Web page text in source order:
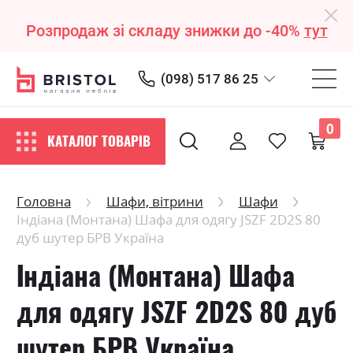
Розпродаж зі складу знижки до -40% тут
(098) 517 86 25
КАТАЛОГ ТОВАРІВ
0
Головна Шафи, вітрини
Шафи
Індіана (Монтана) Шафа для одягу JSZF 2D2S 80
дуб шутер БРВ Україна
Індіана (Монтана) Шафа
для одягу JSZF 2D2S 80 дуб